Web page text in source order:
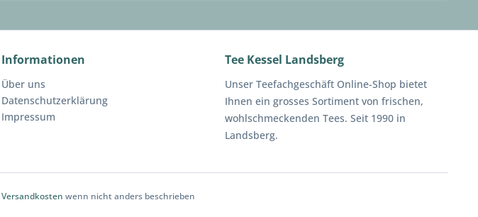
Informationen
Über uns
Datenschutzerklärung
Impressum
Tee Kessel Landsberg
Unser Teefachgeschäft Online-Shop bietet
Ihnen ein grosses Sortiment von frischen,
wohlschmeckenden Tees. Seit 1990 in
Landsberg.
Versandkosten wenn nicht anders beschrieben